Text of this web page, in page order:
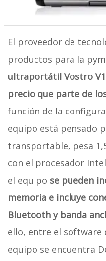
El proveedor de
productos para la
ultraportátil Vostro
precio que parte de
función de la
equipo está pensado
transportable, pesa
con el procesador
el equipo se pueden
memoria e incluye
Bluetooth y banda
ello, entre el software
equipo se encuentra